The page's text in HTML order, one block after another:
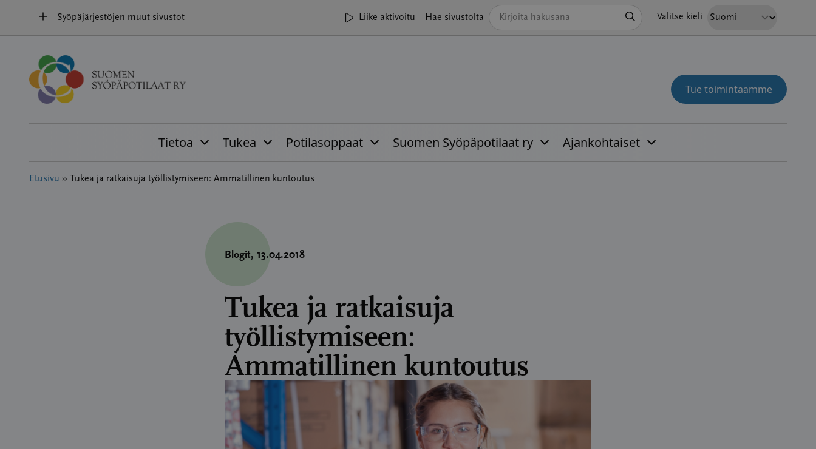
sisältöön
Syöpäjärjestöjen muut sivustot Liike aktivoitu Hae sivustolta Valitse kieli
Tue toimintaamme
Tietoa Tukea Potilasoppaat Suomen Syöpäpotilaat ry Ajankohtaiset
Etusivu » Tukea ja ratkaisuja työllistymiseen: Ammatillinen kuntoutus
Blogit, 13.04.2018
Tukea ja ratkaisuja
työllistymiseen:
Ammatillinen kuntoutus